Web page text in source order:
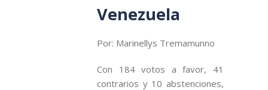
Venezuela
Por: Marinellys Tremamunno
Con 184 votos a favor, 41
contrarios y 10 abstenciones,